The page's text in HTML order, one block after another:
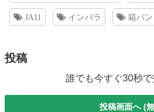
JA11 インパラ 箱バン
投稿
誰でも今すぐ30秒
投稿画面へ (